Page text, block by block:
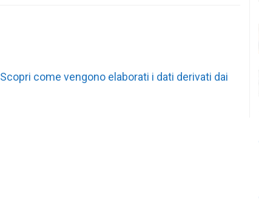
Scopri come vengono elaborati i dati derivati dai